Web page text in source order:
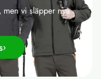
men vi släpper nya